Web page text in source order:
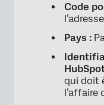
Code
Pays :
qui doit
l’affaire